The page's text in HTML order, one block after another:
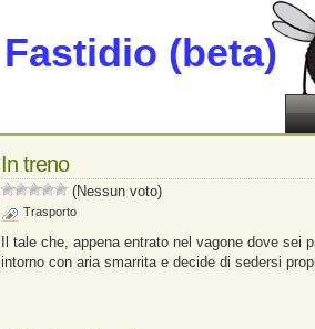
Fastidio (beta)
In treno
(Nessun voto)
Trasporto
Il tale che, appena entrato nel vagone dove sei
intorno con aria smarrita e decide di sedersi